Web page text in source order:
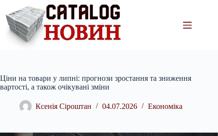
вмісту
Ціни на товари у липні: прогнози зростання та зниження
вартості, а також очікувані зміни
Ксенія Сіроштан 04.07.2026 Економіка